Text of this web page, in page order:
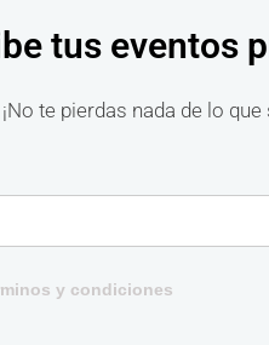
tus eventos
¡No te pierdas nada de lo que
y condiciones